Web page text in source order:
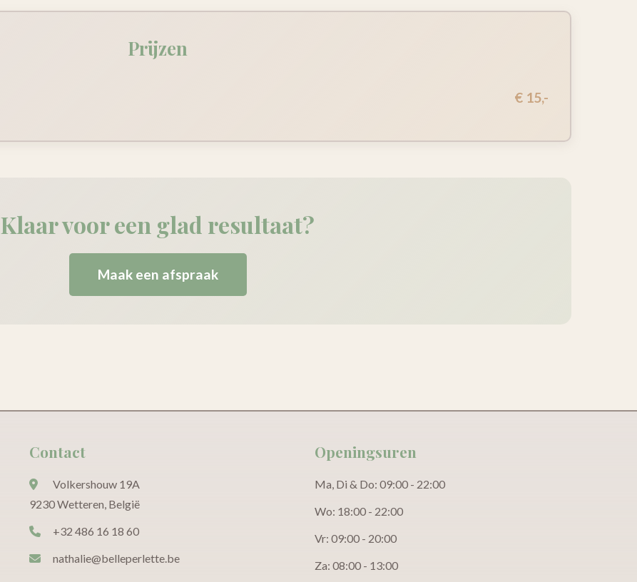
Prijzen
€ 15,-
Klaar voor een glad resultaat?
Maak een afspraak
Contact
Volkershouw 19A
9230 Wetteren, België
+32 486 16 18 60
nathalie@belleperlette.be
Openingsuren
Ma, Di & Do: 09:00 - 22:00
Wo: 18:00 - 22:00
Vr: 09:00 - 20:00
Za: 08:00 - 13:00